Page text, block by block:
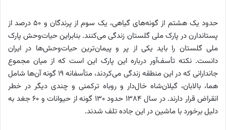
حدود یک هشتم از گونه‌های گیاهی، یک سوم از پرندگان و ۵۰ درصد از
پستاندارن در پارک ملی گلستان زندگی می‌کنند. بنابراین حیات‌وحش پارک
ملی گلستان را باید یکی از پر و پیمان‌ترین حیات‌وحش‌ها در ایران
دانست. نکته تأسف‌آور درباره این پارک این است که از میان مجموع
جاندارانی که در این منطقه زندگی می‌کردند، متأسفانه ۱۹ گونه آن‌ها شامل
هما، بالابان، گیلان‌شاه خال‌دار و روباه ترکمنی و چندی دیگر در خطر
انقراض قرار دارند. در سال ۱۳۸۴ حدود ۱۳۰ گونه از حیوانات و ۶۰ جغد به
دلیل برخورد با ماشین در این جاده تلف شدند.